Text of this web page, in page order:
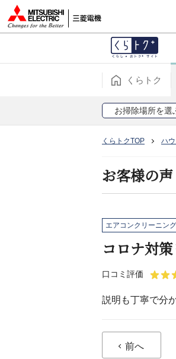
くらトク
お掃除場所を選
くらトクTOP ハ
お客様の声
エアコンクリーニング
コロナ対
口コミ評価
説明も丁寧で分
前へ